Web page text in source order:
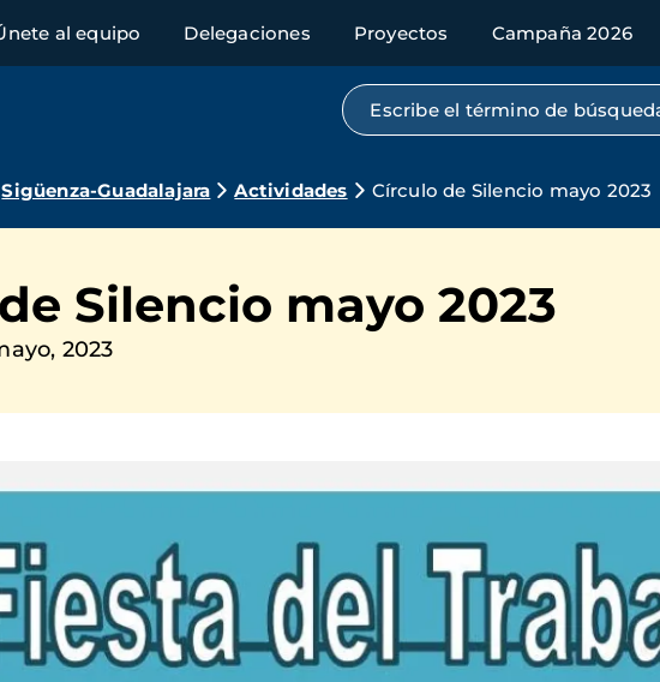
al equipo Delegaciones Proyectos Campaña 2026
Búsqueda por texto completo
Sigüenza-Guadalajara Actividades Círculo de Silencio mayo 2023
Silencio mayo 2023
2023